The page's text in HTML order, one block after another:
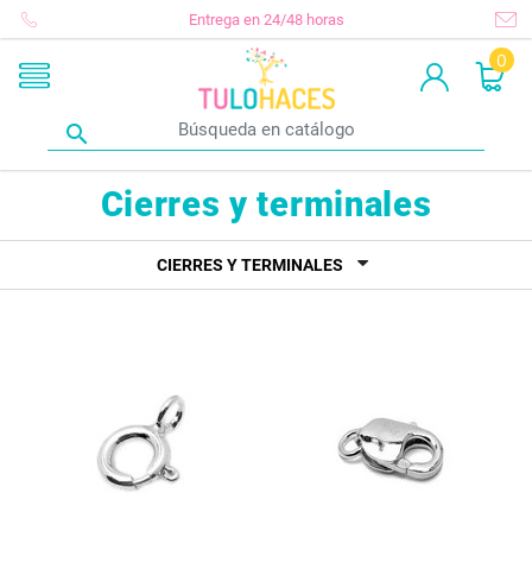
Entrega en 24/48 horas
0

Cierres y terminales
CIERRES Y TERMINALES